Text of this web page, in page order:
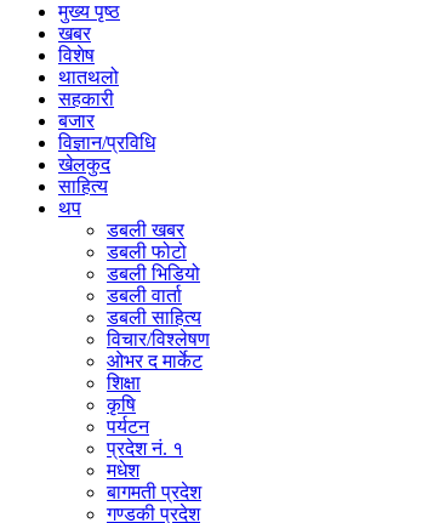
मुख्य पृष्ठ
खबर
विशेष
थातथलो
सहकारी
बजार
विज्ञान/प्रविधि
खेलकुद
साहित्य
थप
डबली खबर
डबली फोटो
डबली भिडियो
डबली वार्ता
डबली साहित्य
विचार/विश्‍लेषण
ओभर द मार्केट
शिक्षा
कृषि
पर्यटन
प्रदेश नं. १
मधेश
बागमती प्रदेश
गण्डकी प्रदेश